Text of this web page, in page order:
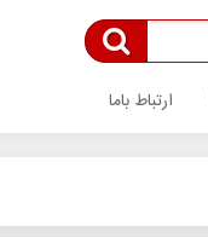
ارتباط باما